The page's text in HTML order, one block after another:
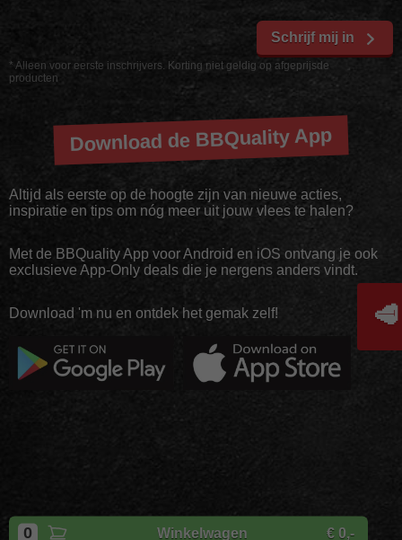
Winkelwagen
0 € 0,-
* Alleen voor eerste inschrijvers. Korting niet geldig op afgeprijsde
producten
Schrijf mij in
Download de BBQuality App
Altijd als eerste op de hoogte zijn van nieuwe acties,
inspiratie en tips om nóg meer uit jouw vlees te halen?
Met de BBQuality App voor Android en iOS ontvang je ook
exclusieve App-Only deals die je nergens anders vindt.
Download 'm nu en ontdek het gemak zelf!
CopyrightBBQuality
🥩